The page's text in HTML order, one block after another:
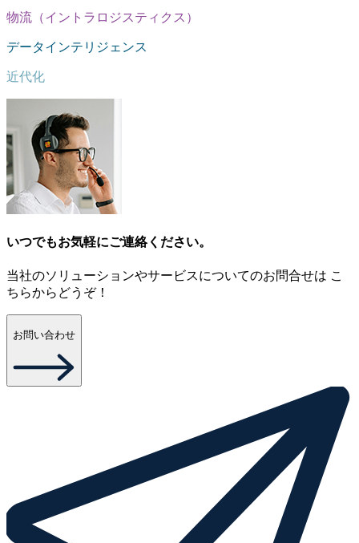
物流（イントラロジスティクス）
データインテリジェンス
近代化
いつでもお気軽にご連絡ください。
当社のソリューションやサービスについてのお問合せは こ
ちらからどうぞ！
お問い合わせ